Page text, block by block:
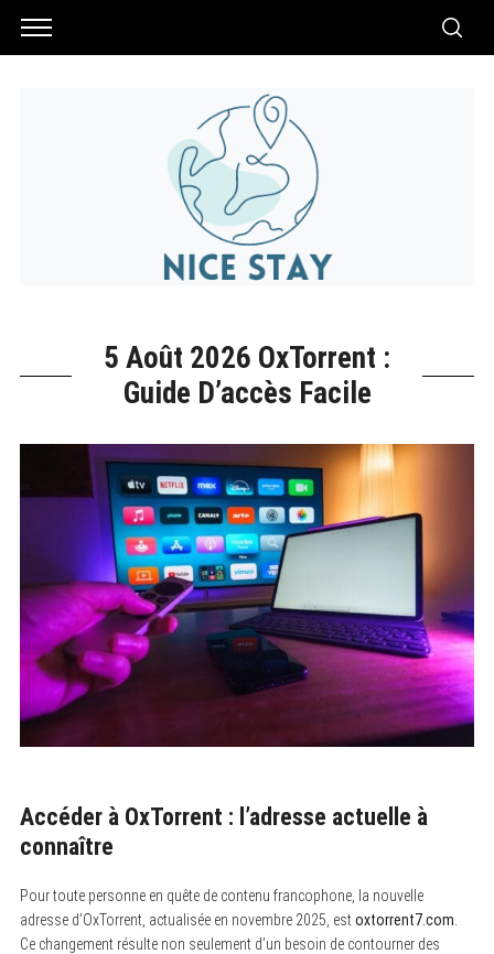
5 Août 2026 OxTorrent :
Guide D’accès Facile
Accéder à OxTorrent : l’adresse actuelle à
connaître
Pour toute personne en quête de contenu francophone, la nouvelle
adresse d’OxTorrent, actualisée en novembre 2025, estoxtorrent7.com
Ce changement résulte non seulement d’un besoin de contourner des